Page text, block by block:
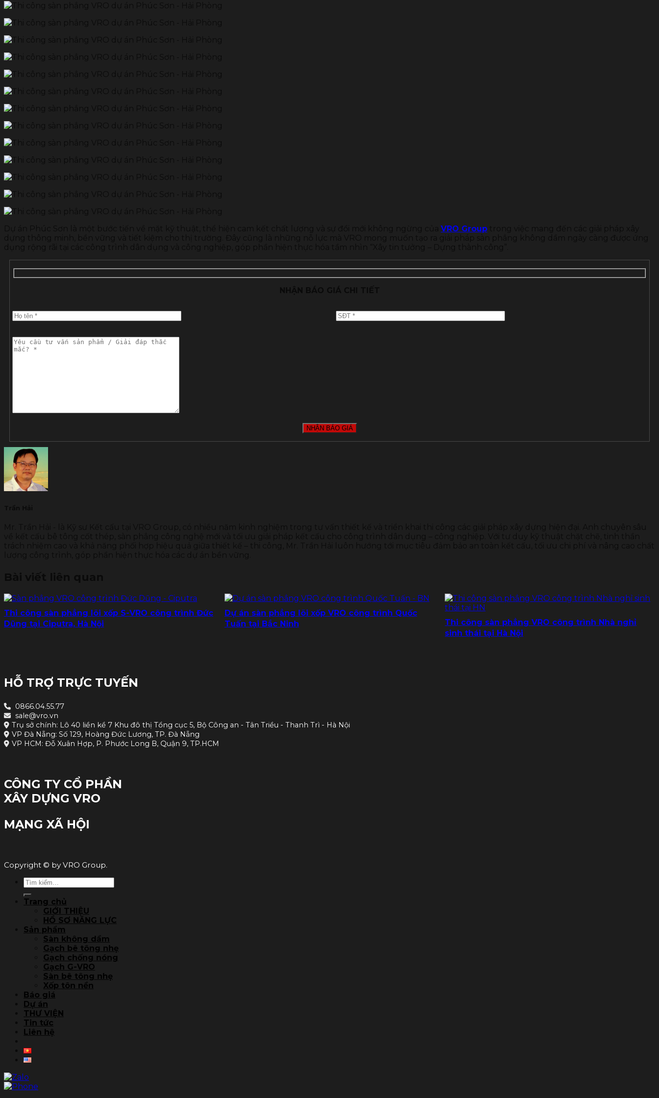
VRO Group
Thi công sàn phẳng lõi xốp S-VRO công trình Đức
Dũng tại Ciputra, Hà Nội
Dự án sàn phẳng lõi xốp VRO công trình Quốc
Tuấn tại Bắc Ninh
Thi công sàn phẳng VRO công trình Nhà nghỉ
sinh thái tại Hà Nội
HỖ TRỢ TRỰC TUYẾN
0866.04.55.77
sale@vro.vn
Trụ sở chính: Lô 40 liền kề 7 Khu đô thị Tổng cục 5, Bộ Công an - Tân Triều - Thanh Trì - Hà Nội
VP Đà Nẵng: Số 129, Hoàng Đức Lương, TP. Đà Nẵng
VP HCM: Đỗ Xuân Hợp, P. Phước Long B, Quận 9, TP.HCM
CÔNG TY CỔ PHẦN
XÂY DỰNG VRO
MẠNG XÃ HỘI
Copyright © by VRO Group.
Tìm
Trang chủ
GIỚI THIỆU
HỒ SƠ NĂNG LỰC
Sản phẩm
Sàn không dầm
Gạch bê tông nhẹ
Gạch chống nóng
Gạch G-VRO
Sàn bê tông nhẹ
Xốp tôn nền
Báo giá
Dự án
THƯ VIỆN
Tin tức
Liên hệ